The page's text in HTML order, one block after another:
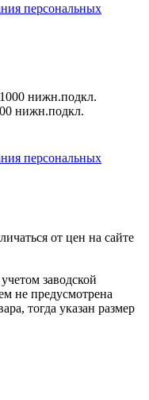
персональных
нижн.подкл.
персональных
от цен на сайте
заводской
не предусмотрена
тогда указан размер